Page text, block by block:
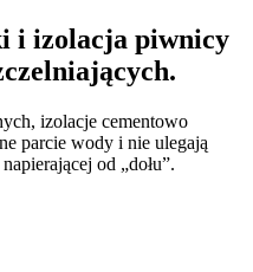
i izolacja piwnicy
izolacje cementowo
parcie wody i nie ulegają
od „dołu”.